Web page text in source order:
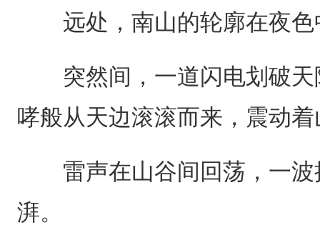
远处，南山的轮廓在夜色
突然间，一道闪电划破天
哮般从天边滚滚而来，震动
雷声在山谷间回荡，一波
湃。